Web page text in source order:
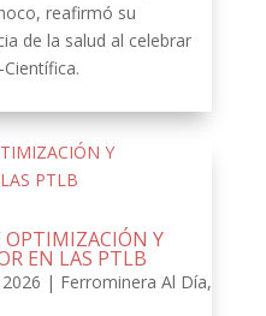
reafirmó su
de la salud al celebrar
OPTIMIZACIÓN Y
EN LAS PTLB
| Ferrominera Al Día,